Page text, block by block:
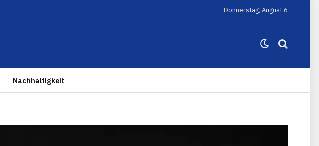
Donnerstag, August 6
Nachhaltigkeit